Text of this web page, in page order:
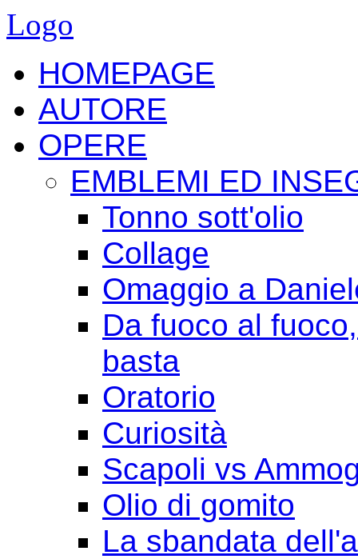
Logo
HOMEPAGE
AUTORE
OPERE
EMBLEMI ED
Tonno sott'olio
Collage
Omaggio a
Da fuoco al
basta
Oratorio
Curiosità
Scapoli vs
Olio di gomito
La sbandata